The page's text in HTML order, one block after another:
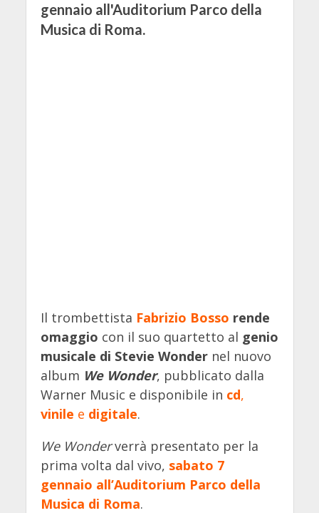
gennaio all'Auditorium Parco della
Musica di Roma.
Il trombettista Fabrizio Bosso rende
omaggio con il suo quartetto al genio
musicale di Stevie Wondernel nuovo
album We Wonder, pubblicato dalla
Warner Music e disponibile in cd,
vinile e digitale.
We Wonderverrà presentato per la
prima volta dal vivo, sabato 7
gennaio all’Auditorium Parco della
Musica di Roma.